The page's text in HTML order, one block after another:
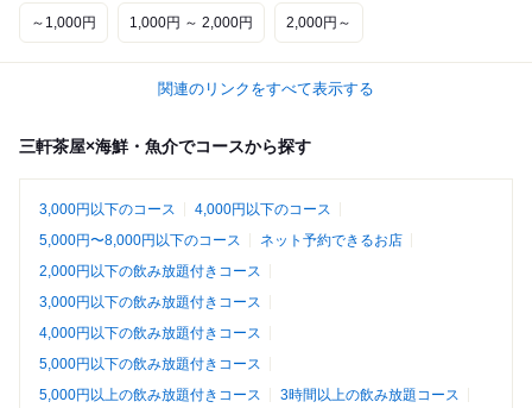
～1,000円 1,000円 ～ 2,000円 2,000円～
関連のリンクをすべて表示する
三軒茶屋×海鮮・魚介でコースから探す
3,000円以下のコース
4,000円以下のコース
5,000円〜8,000円以下のコース
ネット予約できるお店
2,000円以下の飲み放題付きコース
3,000円以下の飲み放題付きコース
4,000円以下の飲み放題付きコース
5,000円以下の飲み放題付きコース
5,000円以上の飲み放題付きコース
3時間以上の飲み放題コース